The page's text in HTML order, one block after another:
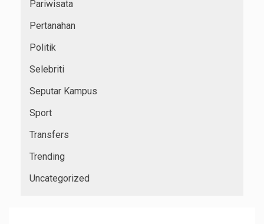
Pariwisata
Pertanahan
Politik
Selebriti
Seputar Kampus
Sport
Transfers
Trending
Uncategorized